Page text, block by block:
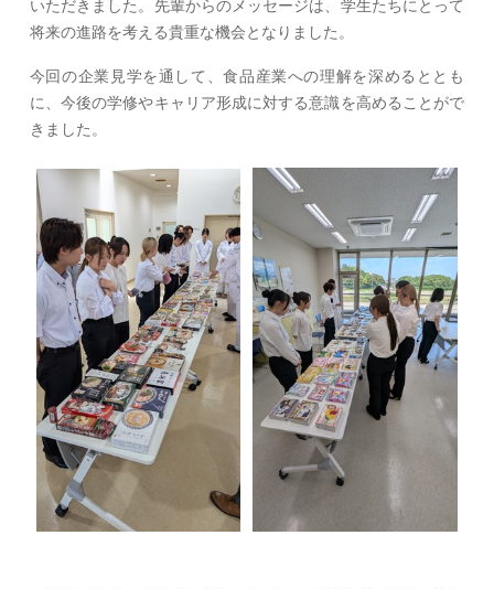
いただきました。先輩からのメッセージは、学生たちにとって
将来の進路を考える貴重な機会となりました。
今回の企業見学を通して、食品産業への理解を深めるととも
に、今後の学修やキャリア形成に対する意識を高めることがで
きました。